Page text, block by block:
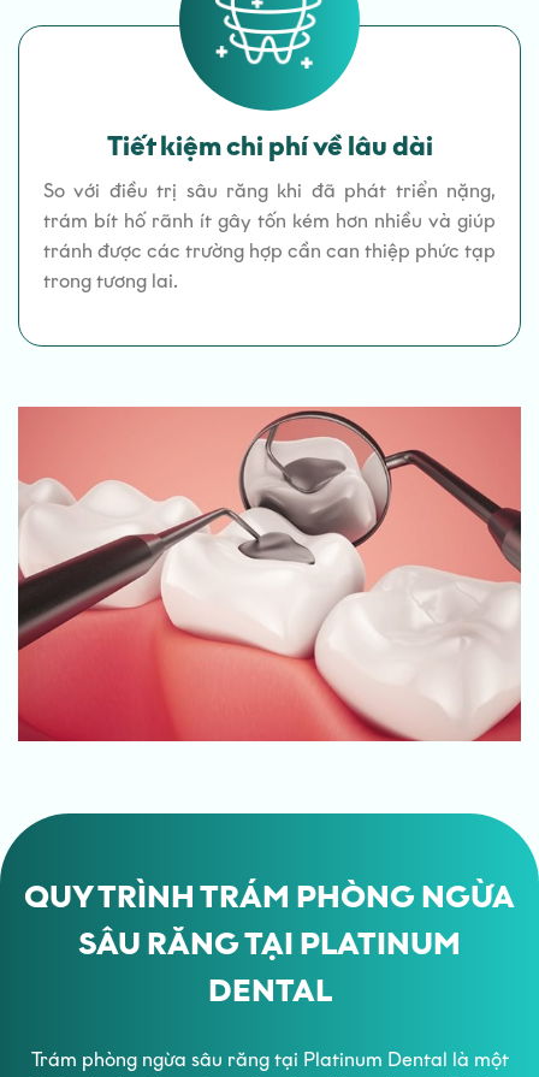
Tiết kiệm chi phí về lâu dài
So với điều trị sâu răng khi đã phát triển nặng,
trám bít hố rãnh ít gây tốn kém hơn nhiều và giúp
tránh được các trường hợp cần can thiệp phức tạp
trong tương lai.
QUY TRÌNH TRÁM PHÒNG NGỪA
SÂU RĂNG TẠI PLATINUM
DENTAL
Trám phòng ngừa sâu răng tại Platinum Dental là một